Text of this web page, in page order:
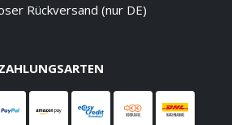
Rückversand (nur DE)